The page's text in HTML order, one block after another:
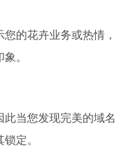
的花卉业务或热情，
。
当您发现完美的域名
定。